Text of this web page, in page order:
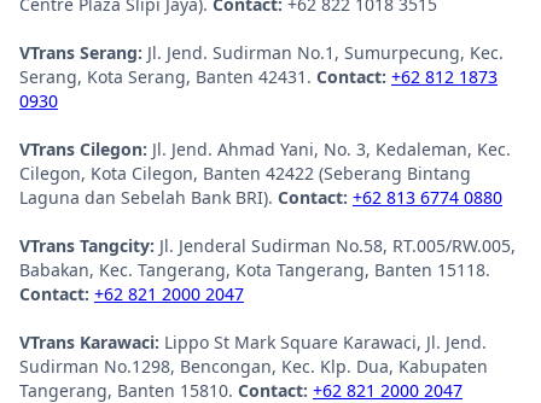
VTrans Serang: Jl. Jend. Sudirman No.1, Sumurpecung, Kec.
Serang, Kota Serang, Banten 42431. Contact: +62 812 1873
0930
VTrans Cilegon: Jl. Jend. Ahmad Yani, No. 3, Kedaleman, Kec.
Cilegon, Kota Cilegon, Banten 42422 (Seberang Bintang
Laguna dan Sebelah Bank BRI). Contact: +62 813 6774 0880
VTrans Tangcity: Jl. Jenderal Sudirman No.58, RT.005/RW.005,
Babakan, Kec. Tangerang, Kota Tangerang, Banten 15118.
Contact: +62 821 2000 2047
VTrans Karawaci: Lippo St Mark Square Karawaci, Jl. Jend.
Sudirman No.1298, Bencongan, Kec. Klp. Dua, Kabupaten
Tangerang, Banten 15810. Contact: +62 821 2000 2047